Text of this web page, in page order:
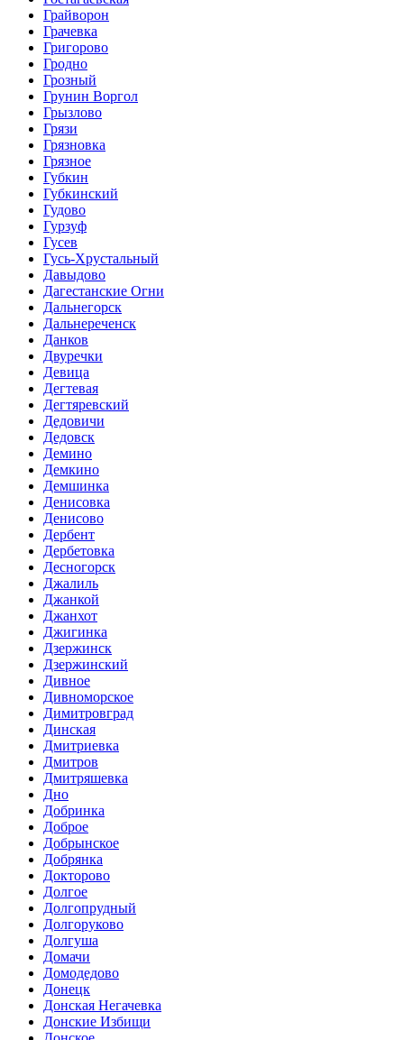
Грайворон
Грачевка
Григорово
Гродно
Грозный
Грунин Воргол
Грызлово
Грязи
Грязновка
Грязное
Губкин
Губкинский
Гудово
Гурзуф
Гусев
Гусь-Хрустальный
Давыдово
Дагестанские Огни
Дальнегорск
Дальнереченск
Данков
Двуречки
Девица
Дегтевая
Дегтяревский
Дедовичи
Дедовск
Демино
Демкино
Демшинка
Денисовка
Денисово
Дербент
Дербетовка
Десногорск
Джалиль
Джанкой
Джанхот
Джигинка
Дзержинск
Дзержинский
Дивное
Дивноморское
Димитровград
Динская
Дмитриевка
Дмитров
Дмитряшевка
Дно
Добринка
Доброе
Добрынское
Добрянка
Докторово
Долгое
Долгопрудный
Долгоруково
Долгуша
Домачи
Домодедово
Донецк
Донская Негачевка
Донские Избищи